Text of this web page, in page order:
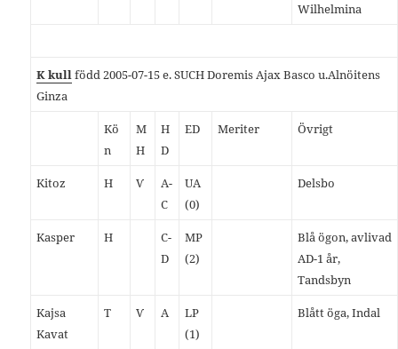
Wilhelmina
K kullfödd 2005-07-15 e. SUCH Doremis Ajax Basco u.Alnöitens
Ginza
Kö
n
M
H
H
D
ED Meriter Övrigt
Kitoz H Ѵ
A-
C
UA
(0)
Delsbo
Kasper H
C-
D
MP
(2)
Blå ögon, avlivad
AD-1 år,
Tandsbyn
Kajsa
Kavat
T Ѵ A
LP
(1)
Blått öga, Indal